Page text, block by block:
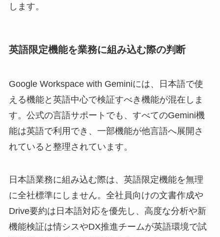
します。
英語限定機能を業務に組み込む際の判断
Google Workspace with Geminiには、日本語で使
える機能と英語中心で検証すべき機能が混在しま
す。公式の言語サポートでも、すべてのGemini機
能は英語で利用でき、一部機能が他言語へ展開さ
れていると整理されています。
日本語業務に組み込む際は、英語限定機能を無理
に全社標準にしません。全社員向けの文書作成や
Drive要約は日本語対応を優先し、高度な分析や新
機能検証は情シスやDX推進チームが英語環境で試